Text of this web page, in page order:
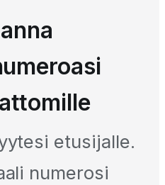
etusijalle.
numerosi